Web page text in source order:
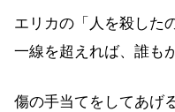
エリカの「人を殺した
一線を超えれば、誰も
傷の手当てをしてあげ